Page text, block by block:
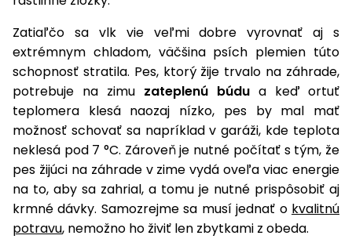
nože
Štiepačky
dreva
Drviče
vetiev
Špalíkovače
Fukáre a
vysávače
na lístie
Záhradné
Ochrana
Záhradné
koše
Krhly
Tieniace
textílie
Odpudzovače
a pasce
Príslušenstvo
Vibračné
dosky
Transportéry
Rezačky
na
betón
Meracie
prístroje
Seniorské
vozíky
Prilby
Doplnky
Zatiaľčo sa vlk vie veľmi dobre vyrovnať aj s
extrémnym chladom, väčšina psích plemien túto
schopnosť stratila. Pes, ktorý žije trvalo na záhrade,
potrebuje na zimu zateplenú búdu a keď ortuť
teplomera klesá naozaj nízko, pes by mal mať
možnosť schovať sa napríklad v garáži, kde teplota
neklesá pod 7 °C. Zároveň je nutné počítať s tým, že
pes žijúci na záhrade v zime vydá oveľa viac energie
na to, aby sa zahrial, a tomu je nutné prispôsobiť aj
krmné dávky. Samozrejme sa musí jednať o kvalitnú
potravu, nemožno ho živiť len zbytkami z obeda.